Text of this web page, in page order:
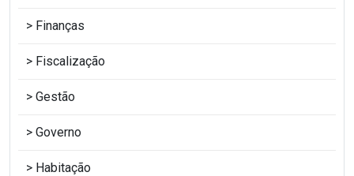
Finanças
Fiscalização
Gestão
Governo
Habitação